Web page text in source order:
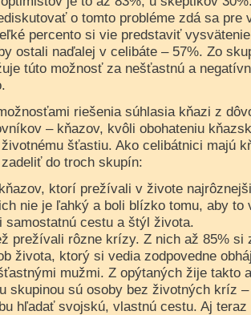
o tomto probléme zdá sa pre
percento si vie predstaviť
ostali naďalej v celibáte – 57%. Zo
túto možnosť za nešťastnú a
riešenia súhlasia kňazi z
– kňazov, kvôli obohateniu
šťastiu. Ako celibátnici majú
do troch skupín:
ktorí prežívali v živote
nie je ľahký a boli blízko tomu, aby to
samostatnú cestu a štýl života.
prežívali rôzne krízy. Z nich až 85% si
života, ktorý si vedia zodpovedne
mužmi. Z opýtaných žije takto
skupinou sú osoby bez životných kríz
hľadať svojskú, vlastnú cestu. Aj